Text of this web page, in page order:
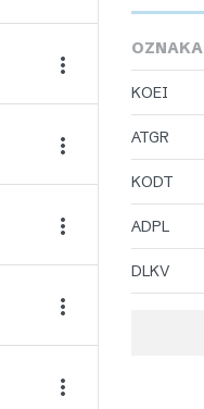
OZNAKA
KOEI
ATGR
KODT
ADPL
DLKV